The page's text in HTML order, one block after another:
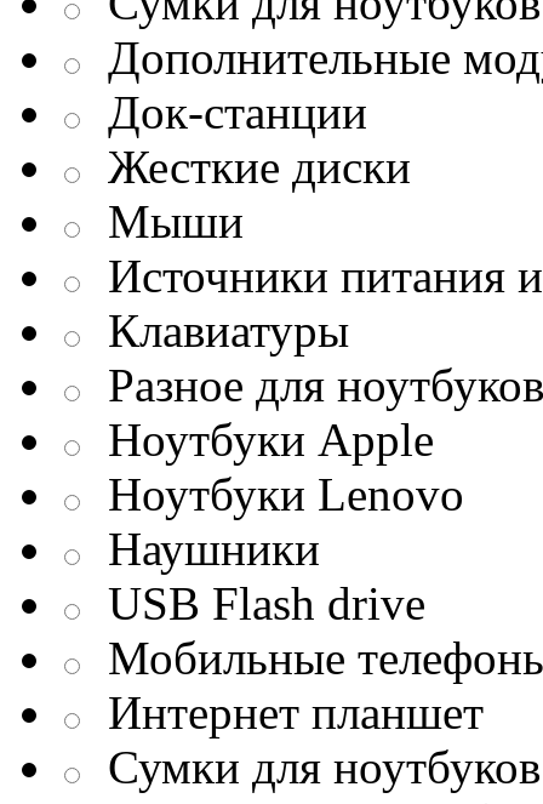
Дополнительные
Док-станции
Жесткие диски
Мыши
Источники питания
Клавиатуры
Разное для ноутбуков
Ноутбуки Apple
Ноутбуки Lenovo
Наушники
USB Flash drive
Мобильные
Интернет планшет
Сумки для